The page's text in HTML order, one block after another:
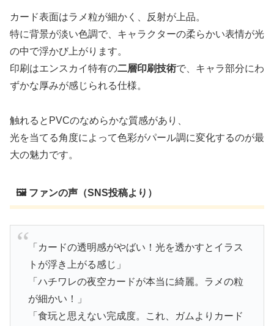
カード表面はラメ粒が細かく、反射が上品。
特に背景が淡い色調で、キャラクターの柔らかい表情が光
の中で浮かび上がります。
印刷はエンスカイ特有の二層印刷技術で、キャラ部分にわ
ずかな厚みが感じられる仕様。
触れるとPVCのなめらかな質感があり、
光を当てる角度によって色彩がパール調に変化するのが最
大の魅力です。
🖼️ ファンの声（SNS投稿より）
「カードの透明感がやばい！光を透かすとイラス
トが浮き上がる感じ」
「ハチワレの夜空カードが本当に綺麗。ラメの粒
が細かい！」
「食玩と思えない完成度。これ、ガムよりカード